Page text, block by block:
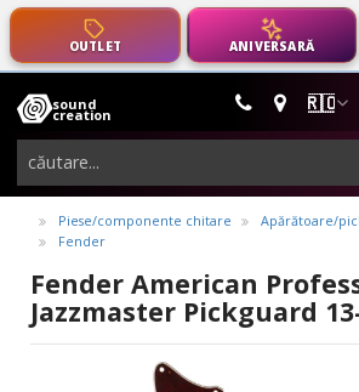
OUTLET ANIVERSARĂ
🇷🇴
sound
creation
instrumente
muzicale,
echipamente
pro-
audio
Piese/componente chitare
Apărătoare/
Fender
Fender American
Jazzmaster Pickguard